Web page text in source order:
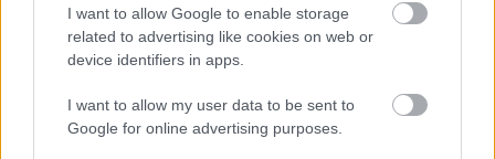
I want to allow Google to enable storage
related to advertising like cookies on web or
device identifiers in apps.
I want to allow my user data to be sent to
Google for online advertising purposes.